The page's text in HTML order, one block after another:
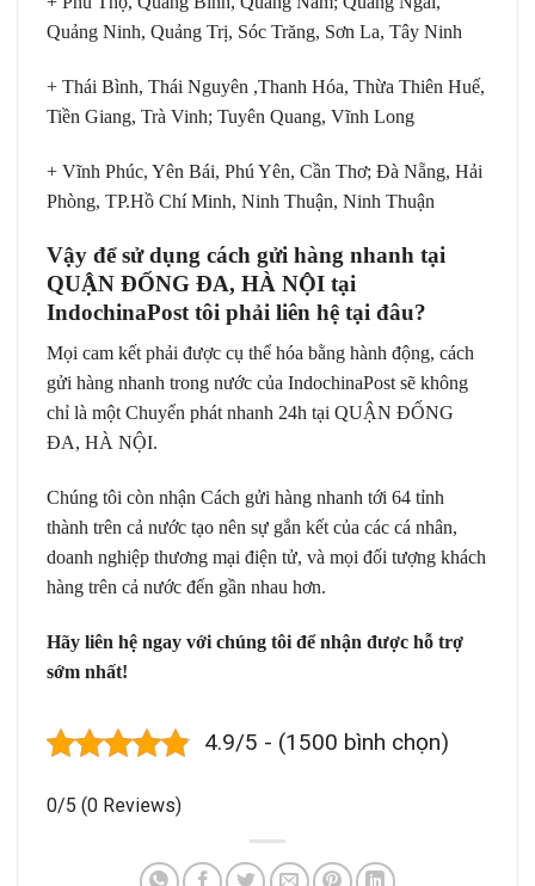
Quảng Ninh, Quảng Trị, Sóc Trăng, Sơn La, Tây Ninh
+ Thái Bình, Thái Nguyên ,Thanh Hóa, Thừa Thiên Huế,
Tiền Giang, Trà Vinh; Tuyên Quang, Vĩnh Long
+ Vĩnh Phúc, Yên Bái, Phú Yên, Cần Thơ; Đà Nẵng, Hải
Phòng, TP.Hồ Chí Minh, Ninh Thuận, Ninh Thuận
Vậy để sử dụng cách gửi hàng nhanh tại
QUẬN ĐỐNG ĐA, HÀ NỘI tại
IndochinaPost tôi phải liên hệ tại đâu?
Mọi cam kết phải được cụ thể hóa bằng hành động, cách
gửi hàng nhanh trong nước của IndochinaPost sẽ không
chỉ là một Chuyển phát nhanh 24h tại QUẬN ĐỐNG
ĐA, HÀ NỘI.
Chúng tôi còn nhận Cách gửi hàng nhanh tới 64 tỉnh
thành trên cả nước tạo nên sự gắn kết của các cá nhân,
doanh nghiệp thương mại điện tử, và mọi đối tượng khách
hàng trên cả nước đến gần nhau hơn.
Hãy liên hệ ngay với chúng tôi để nhận được hỗ trợ
sớm nhất!
4.9/5 - (1500 bình chọn)
0/5 (0 Reviews)